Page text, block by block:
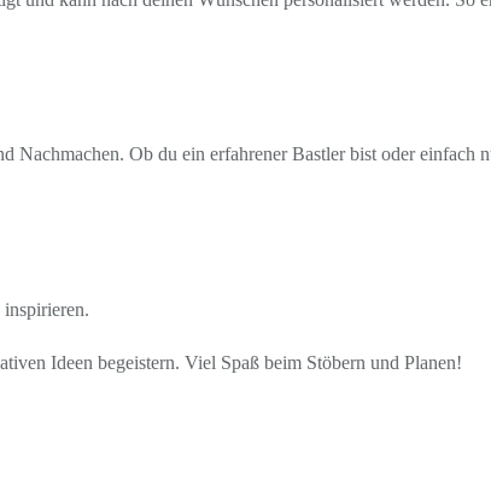
Ob du ein erfahrener Bastler bist oder einfach
Ideen begeistern. Viel Spaß beim Stöbern und Planen!